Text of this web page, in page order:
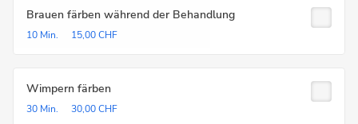
Brauen färben während der Behandlung
10 Min. 15,00 CHF
Wimpern färben
30 Min. 30,00 CHF